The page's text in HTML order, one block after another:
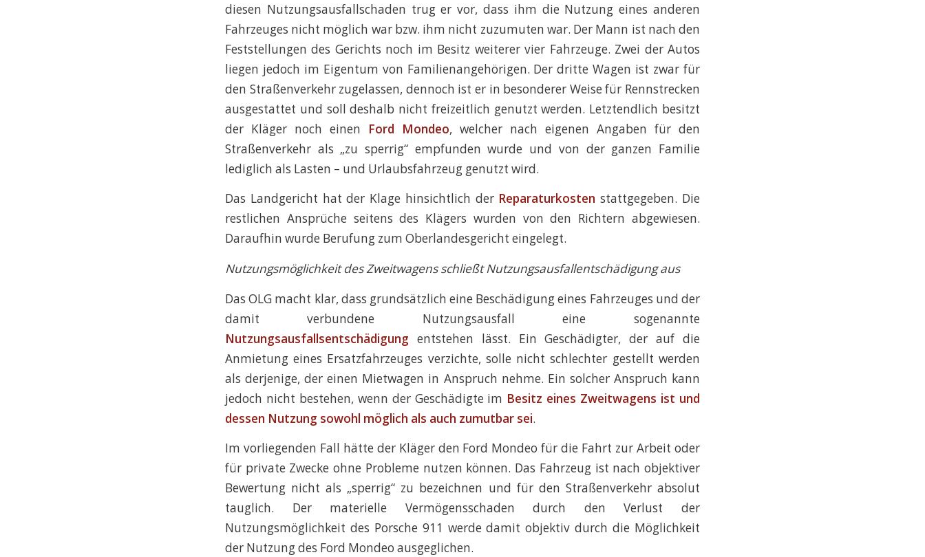
diesen Nutzungsausfallschaden trug er vor, dass ihm die Nutzung eines anderen
Fahrzeuges nicht möglich war bzw. ihm nicht zuzumuten war. Der Mann ist nach den
Feststellungen des Gerichts noch im Besitz weiterer vier Fahrzeuge. Zwei der Autos
liegen jedoch im Eigentum von Familienangehörigen. Der dritte Wagen ist zwar für
den Straßenverkehr zugelassen, dennoch ist er in besonderer Weise für Rennstrecken
ausgestattet und soll deshalb nicht freizeitlich genutzt werden. Letztendlich besitzt
der Kläger noch einen Ford Mondeo, welcher nach eigenen Angaben für den
Straßenverkehr als „zu sperrig“ empfunden wurde und von der ganzen Familie
lediglich als Lasten – und Urlaubsfahrzeug genutzt wird.
Das Landgericht hat der Klage hinsichtlich der Reparaturkosten stattgegeben. Die
restlichen Ansprüche seitens des Klägers wurden von den Richtern abgewiesen.
Daraufhin wurde Berufung zum Oberlandesgericht eingelegt.
Nutzungsmöglichkeit des Zweitwagens schließt Nutzungsausfallentschädigung aus
Das OLG macht klar, dass grundsätzlich eine Beschädigung eines Fahrzeuges und der
damit verbundene Nutzungsausfall eine sogenannte
Nutzungsausfallsentschädigung entstehen lässt. Ein Geschädigter, der auf die
Anmietung eines Ersatzfahrzeuges verzichte, solle nicht schlechter gestellt werden
als derjenige, der einen Mietwagen in Anspruch nehme. Ein solcher Anspruch kann
jedoch nicht bestehen, wenn der Geschädigte im Besitz eines Zweitwagens ist und
dessen Nutzung sowohl möglich als auch zumutbar sei.
Im vorliegenden Fall hätte der Kläger den Ford Mondeo für die Fahrt zur Arbeit oder
für private Zwecke ohne Probleme nutzen können. Das Fahrzeug ist nach objektiver
Bewertung nicht als „sperrig“ zu bezeichnen und für den Straßenverkehr absolut
tauglich. Der materielle Vermögensschaden durch den Verlust der
Nutzungsmöglichkeit des Porsche 911 werde damit objektiv durch die Möglichkeit
der Nutzung des Ford Mondeo ausgeglichen.